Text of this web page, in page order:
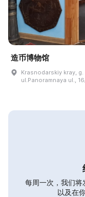
造币博物馆
Krasnodarskiy kray,
ul.Panoramnaya ul.,
每周一次，我们将
以及在